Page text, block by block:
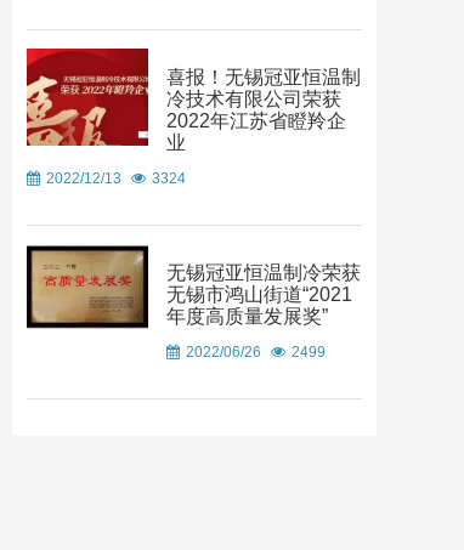
喜报！无锡冠亚恒温制
冷技术有限公司荣获
2022年江苏省瞪羚企
业
2022/12/13 3324
无锡冠亚恒温制冷荣获
无锡市鸿山街道“2021
年度高质量发展奖”
2022/06/26 2499